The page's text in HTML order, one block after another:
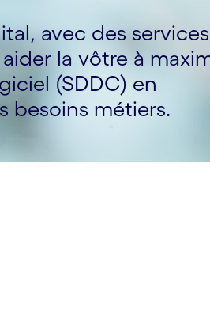
avec des services
la vôtre à
(SDDC) en
besoins métiers.